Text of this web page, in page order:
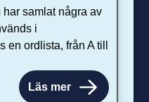
samlat några av
i
en ordlista, från A till
Läs mer